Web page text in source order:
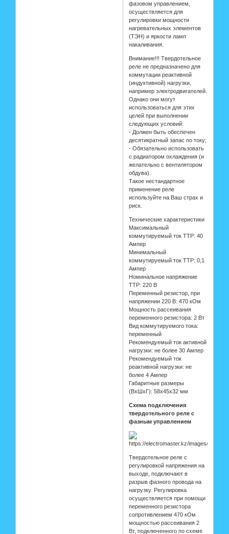
фазовом управлением,
осуществляется для
регулировки мощности
нагревательных элементов
(ТЭН) и яркости ламп
накаливания.
Внимание!!! Твердотельное
реле не предназначено для
коммутации реактивной
(индуктивной) нагрузки,
например электродвигателей.
Однако они могут
использоваться для этих
целей при выполнении
следующих условий:
- Должен быть обеспечен
десятикратный запас по току;
- Обязательно использовать
с радиатором охлаждения (и
желательно с вентилятором
обдува).
Такое нестандартное
применение реле
используйте на Ваш страх и
риск.
Технические характеристики
Максимальный
коммутируемый ток ТТР: 40
Ампер
Минимальный
коммутируемый ток ТТР: 0,1
Ампер
Номинальное напряжение
ТТР: 220 В
Переменный резистор, при
напряжении 220 В: 470 кОм
Мощность рассеивания
переменного резистора: 2 Вт
Вид коммутируемого тока:
переменный
Рекомендуемый ток активной
нагрузки: не более 30 Ампер
Рекомендуемый ток
реактивной нагрузки: не
более 4 Ампер
Габаритные размеры
(ВхШхГ): 58х45х32 мм
Схема подключения
твердотельного реле с
фазным управлением
Твердотельное реле с
регулировкой напряжения на
выходе, подключают в
разрыв фазного провода на
нагрузку. Регулировка
осуществляется при помощи
переменного резистора
сопротивлением 470 кОм
мощностью рассеивания 2
Вт, подключенного по схеме